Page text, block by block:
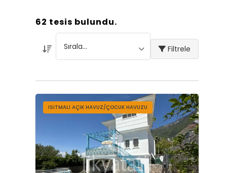
62 tesis bulundu.
Filtrele
ISITMALI AÇIK HAVUZ/ÇOCUK HAVUZU